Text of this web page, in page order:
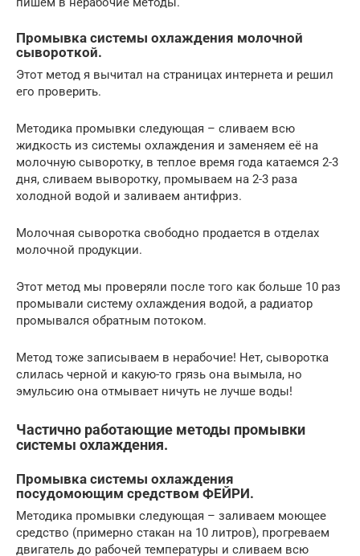
Промывка системы охлаждения молочной
сывороткой.
Этот метод я вычитал на страницах интернета и решил
его проверить.
Методика промывки следующая – сливаем всю
жидкость из системы охлаждения и заменяем её на
молочную сыворотку, в теплое время года катаемся 2-3
дня, сливаем выворотку, промываем на 2-3 раза
холодной водой и заливаем антифриз.
Молочная сыворотка свободно продается в отделах
молочной продукции.
Этот метод мы проверяли после того как больше 10 раз
промывали систему охлаждения водой, а радиатор
промывался обратным потоком.
Метод тоже записываем в нерабочие! Нет, сыворотка
слилась черной и какую-то грязь она вымыла, но
эмульсию она отмывает ничуть не лучше воды!
Частично работающие методы промывки
системы охлаждения.
Промывка системы охлаждения
посудомоющим средством ФЕЙРИ.
Методика промывки следующая – заливаем моющее
средство (примерно стакан на 10 литров), прогреваем
двигатель до рабочей температуры и сливаем всю